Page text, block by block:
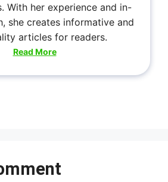
With her experience and in-
she creates informative and
articles for readers.
Read More